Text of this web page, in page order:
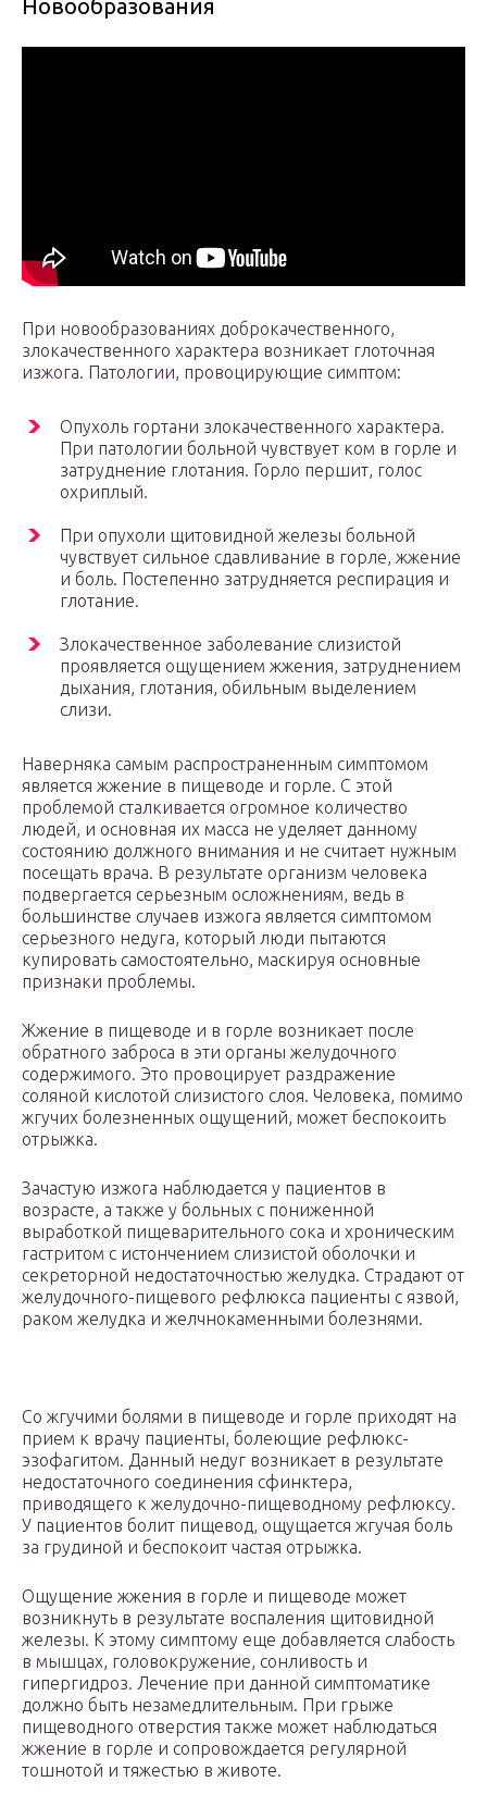
Новообразования
При новообразованиях доброкачественного,
злокачественного характера возникает глоточная
изжога. Патологии, провоцирующие симптом:
Опухоль гортани злокачественного характера.
При патологии больной чувствует ком в горле и
затруднение глотания. Горло першит, голос
охриплый.
При опухоли щитовидной железы больной
чувствует сильное сдавливание в горле, жжение
и боль. Постепенно затрудняется респирация и
глотание.
Злокачественное заболевание слизистой
проявляется ощущением жжения, затруднением
дыхания, глотания, обильным выделением
слизи.
Наверняка самым распространенным симптомом
является жжение в пищеводе и горле. С этой
проблемой сталкивается огромное количество
людей, и основная их масса не уделяет данному
состоянию должного внимания и не считает нужным
посещать врача. В результате организм человека
подвергается серьезным осложнениям, ведь в
большинстве случаев изжога является симптомом
серьезного недуга, который люди пытаются
купировать самостоятельно, маскируя основные
признаки проблемы.
Жжение в пищеводе и в горле возникает после
обратного заброса в эти органы желудочного
содержимого. Это провоцирует раздражение
соляной кислотой слизистого слоя. Человека, помимо
жгучих болезненных ощущений, может беспокоить
отрыжка.
Зачастую изжога наблюдается у пациентов в
возрасте, а также у больных с пониженной
выработкой пищеварительного сока и хроническим
гастритом с истончением слизистой оболочки и
секреторной недостаточностью желудка. Страдают от
желудочного-пищевого рефлюкса пациенты с язвой,
раком желудка и желчнокаменными болезнями.
Со жгучими болями в пищеводе и горле приходят на
прием к врачу пациенты, болеющие рефлюкс-
эзофагитом. Данный недуг возникает в результате
недостаточного соединения сфинктера,
приводящего к желудочно-пищеводному рефлюксу.
У пациентов болит пищевод, ощущается жгучая боль
за грудиной и беспокоит частая отрыжка.
Ощущение жжения в горле и пищеводе может
возникнуть в результате воспаления щитовидной
железы. К этому симптому еще добавляется слабость
в мышцах, головокружение, сонливость и
гипергидроз. Лечение при данной симптоматике
должно быть незамедлительным. При грыже
пищеводного отверстия также может наблюдаться
жжение в горле и сопровождается регулярной
тошнотой и тяжестью в животе.